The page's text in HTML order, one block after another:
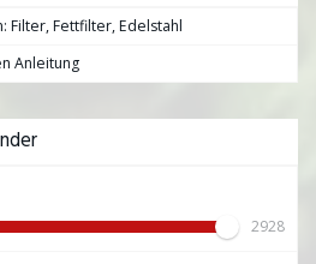
Filter, Fettfilter, Edelstahl
Anleitung
2928